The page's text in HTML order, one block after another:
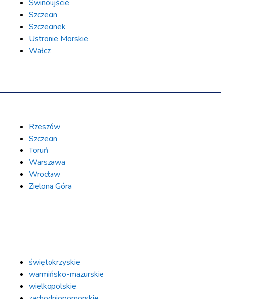
Świnoujście
Szczecin
Szczecinek
Ustronie Morskie
Wałcz
Rzeszów
Szczecin
Toruń
Warszawa
Wrocław
Zielona Góra
świętokrzyskie
warmińsko-mazurskie
wielkopolskie